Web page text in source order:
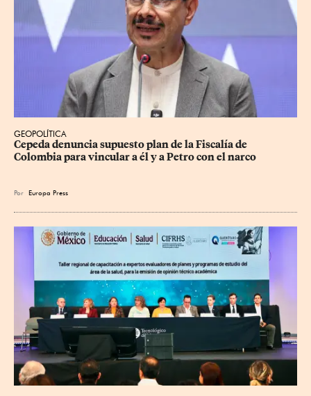
GEOPOLÍTICA
Cepeda denuncia supuesto plan de la Fiscalía de
Colombia para vincular a él y a Petro con el narco
Por Europa Press